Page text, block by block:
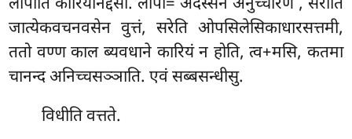
लोपोति कारियनिद्देसो. लोपो= अदस्सनं अनुच्चारणं , सरोति
जात्येकवचनवसेन वुत्तं, सरेति ओपसिलेसिकाधारसत्तमी,
ततो वण्ण काल ब्यवधाने कारियं न होति, त्व+मसि, कतमा
चानन्द अनिच्चसञ्ञाति. एवं सब्बसन्धीसु.
विधीति वत्तते.